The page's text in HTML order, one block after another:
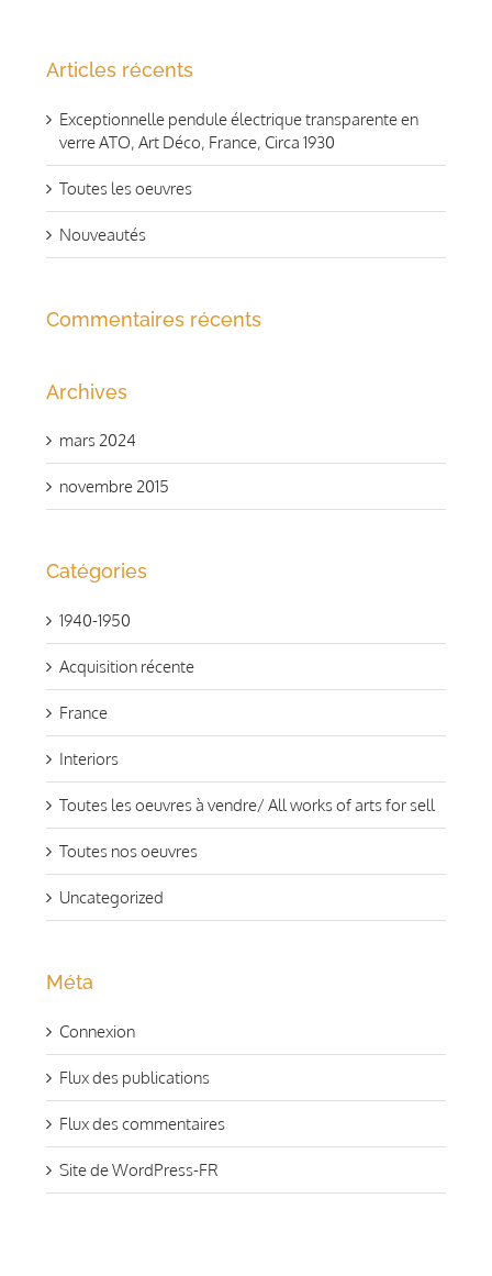
Articles récents
Exceptionnelle pendule électrique transparente en
verre ATO, Art Déco, France, Circa 1930
Toutes les oeuvres
Nouveautés
Commentaires récents
Archives
mars 2024
novembre 2015
Catégories
1940-1950
Acquisition récente
France
Interiors
Toutes les oeuvres à vendre/ All works of arts for sell
Toutes nos oeuvres
Uncategorized
Méta
Connexion
Flux des publications
Flux des commentaires
Site de WordPress-FR